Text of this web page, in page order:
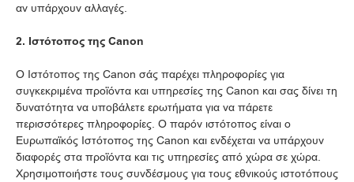
αν υπάρχουν αλλαγές.
2. Ιστότοπος της Canon
Ο Ιστότοπος της Canon σάς παρέχει πληροφορίες για
συγκεκριμένα προϊόντα και υπηρεσίες της Canon και σας δίνει τη
δυνατότητα να υποβάλετε ερωτήματα για να πάρετε
περισσότερες πληροφορίες. Ο παρόν ιστότοπος είναι ο
Ευρωπαϊκός Ιστότοπος της Canon και ενδέχεται να υπάρχουν
διαφορές στα προϊόντα και τις υπηρεσίες από χώρα σε χώρα.
Χρησιμοποιήστε τους συνδέσμους για τους εθνικούς ιστοτόπους